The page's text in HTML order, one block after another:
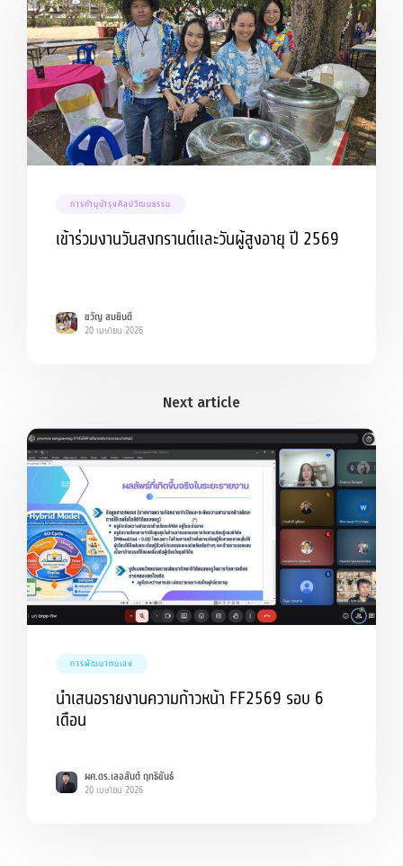
การทำนุบำรุงศิลปวัฒนธรรม
เข้าร่วมงานวันสงกรานต์และวันผู้สูงอายุ ปี 2569
ขวัญ สมยินดี
20 เมษายน 2026
การพัฒนาตนเอง
นำเสนอรายงานความก้าวหน้า FF2569 รอบ 6
เดือน
ผศ.ดร.เลอสันต์ ฤทธิขันธ์
20 เมษายน 2026